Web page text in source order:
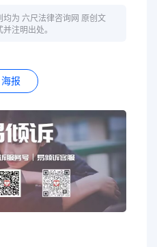
为 六尺法律咨询网 原创文
注明出处。
海报